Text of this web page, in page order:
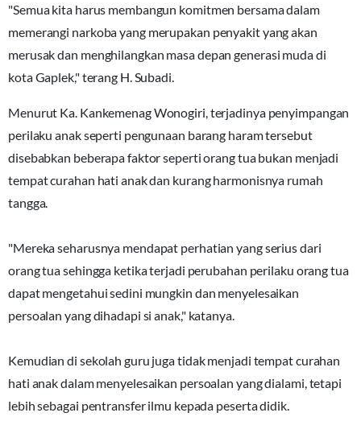
"Semua kita harus membangun komitmen bersama dalam
memerangi narkoba yang merupakan penyakit yang akan
merusak dan menghilangkan masa depan generasi muda di
kota Gaplek," terang H. Subadi.
Menurut Ka. Kankemenag Wonogiri, terjadinya penyimpangan
perilaku anak seperti pengunaan barang haram tersebut
disebabkan beberapa faktor seperti orang tua bukan menjadi
tempat curahan hati anak dan kurang harmonisnya rumah
tangga.
"Mereka seharusnya mendapat perhatian yang serius dari
orang tua sehingga ketika terjadi perubahan perilaku orang tua
dapat mengetahui sedini mungkin dan menyelesaikan
persoalan yang dihadapi si anak," katanya.
Kemudian di sekolah guru juga tidak menjadi tempat curahan
hati anak dalam menyelesaikan persoalan yang dialami, tetapi
lebih sebagai pentransfer ilmu kepada peserta didik.